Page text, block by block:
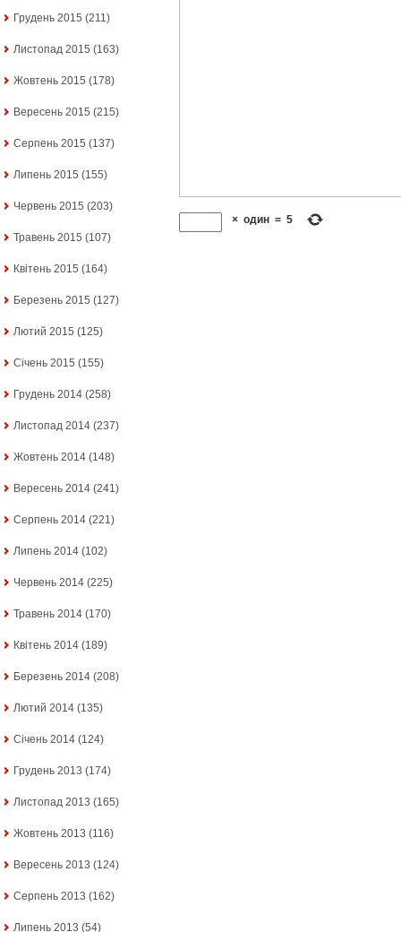
Грудень 2015 (211)
Листопад 2015 (163)
Жовтень 2015 (178)
Вересень 2015 (215)
Серпень 2015 (137)
Липень 2015 (155)
Червень 2015 (203)
Травень 2015 (107)
Квітень 2015 (164)
Березень 2015 (127)
Лютий 2015 (125)
Січень 2015 (155)
Грудень 2014 (258)
Листопад 2014 (237)
Жовтень 2014 (148)
Вересень 2014 (241)
Серпень 2014 (221)
Липень 2014 (102)
Червень 2014 (225)
Травень 2014 (170)
Квітень 2014 (189)
Березень 2014 (208)
Лютий 2014 (135)
Січень 2014 (124)
Грудень 2013 (174)
Листопад 2013 (165)
Жовтень 2013 (116)
Вересень 2013 (124)
Серпень 2013 (162)
Липень 2013 (54)
× один = 5